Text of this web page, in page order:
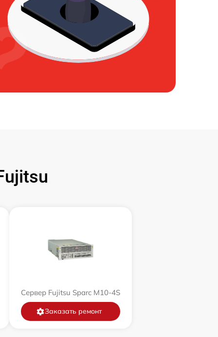
Сервер Fujitsu Sparc M10-4S
Заказать ремонт